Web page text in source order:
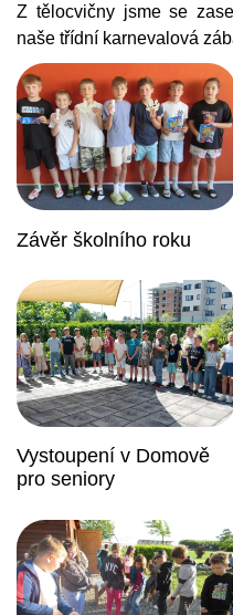
Z tělocvičny jsme se
naše třídní karnevalová
Závěr školního roku
Vystoupení v Domově
pro seniory